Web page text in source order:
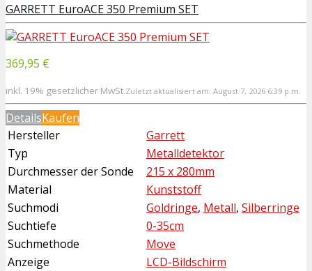
GARRETT EuroACE 350 Premium SET
369,95 €
inkl. 19% gesetzlicher MwSt.Zuletzt aktualisiert am: August 7, 2026 6:39 p.m.
DetailsKaufen
Hersteller
Garrett
Typ
Metalldetektor
Durchmesser der Sonde
215 x 280mm
Material
Kunststoff
Suchmodi
Goldringe, Metall, Silberringe
Suchtiefe
0-35cm
Suchmethode
Move
Anzeige
LCD-Bildschirm